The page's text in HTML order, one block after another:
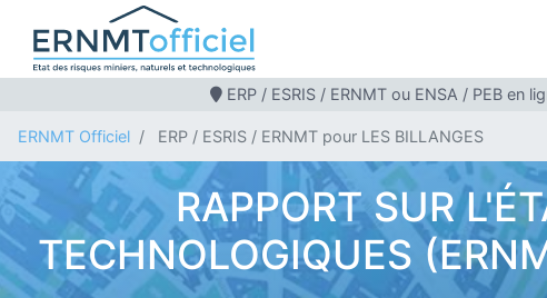
ERP / ESRIS / ERNMT ou ENSA / PEB en
ERNMT Officiel ERP / ESRIS / ERNMT pour LES BILLANGES
RAPPORT SUR
TECHNOLOGIQUES